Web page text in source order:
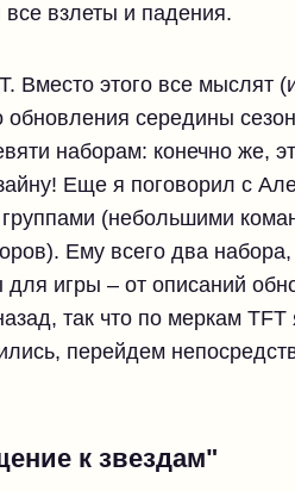
взлеты и падения.
Вместо этого все мыслят
середины
наборам: конечно же,
Еще я поговорил с
(небольшими
Ему всего два набора,
игры – от описаний
так что по меркам TFT
перейдем
к звездам"